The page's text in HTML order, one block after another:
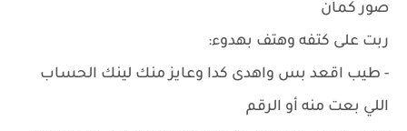
صور كمان
ربت على كتفه وهتف بهدوء:
- طيب اقعد بس واهدى كدا وعايز منك لينك الحساب
اللي بعت منه أو الرقم